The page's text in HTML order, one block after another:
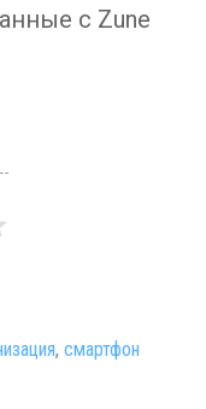
с Zune
, смартфон